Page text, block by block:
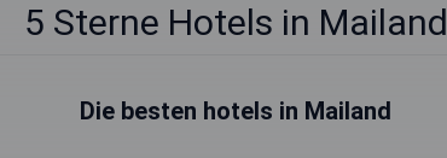
5 Sterne Hotels in Mailand
Die besten hotels in Mailand